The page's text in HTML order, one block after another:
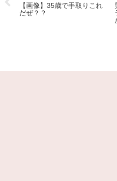
草
「健康保険証」が12月2日
に廃止も…「マイナ保険